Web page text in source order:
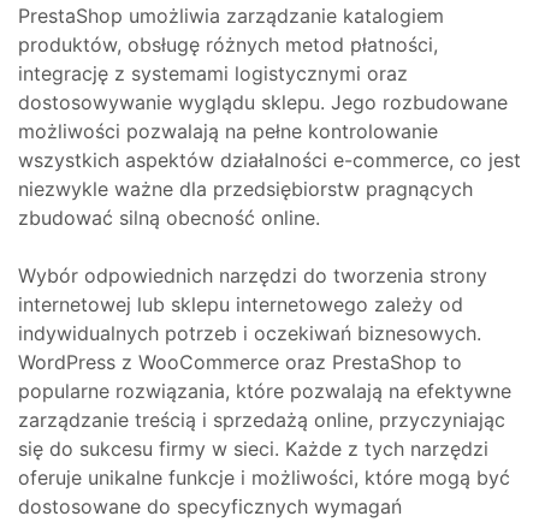
PrestaShop umożliwia zarządzanie katalogiem
produktów, obsługę różnych metod płatności,
integrację z systemami logistycznymi oraz
dostosowywanie wyglądu sklepu. Jego rozbudowane
możliwości pozwalają na pełne kontrolowanie
wszystkich aspektów działalności e-commerce, co jest
niezwykle ważne dla przedsiębiorstw pragnących
zbudować silną obecność online.
Wybór odpowiednich narzędzi do tworzenia strony
internetowej lub sklepu internetowego zależy od
indywidualnych potrzeb i oczekiwań biznesowych.
WordPress z WooCommerce oraz PrestaShop to
popularne rozwiązania, które pozwalają na efektywne
zarządzanie treścią i sprzedażą online, przyczyniając
się do sukcesu firmy w sieci. Każde z tych narzędzi
oferuje unikalne funkcje i możliwości, które mogą być
dostosowane do specyficznych wymagań